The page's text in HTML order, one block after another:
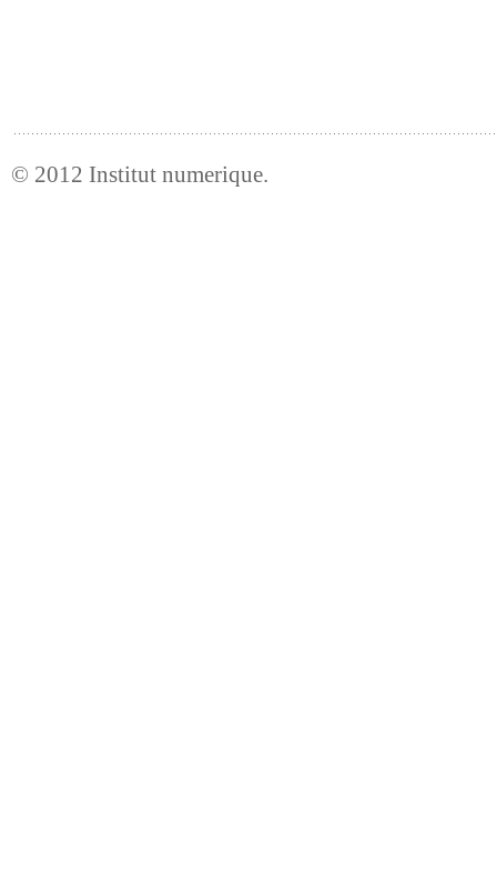
© 2012 Institut numerique.